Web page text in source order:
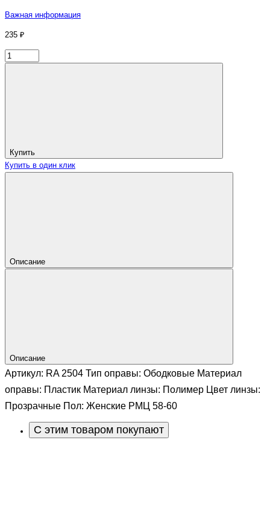
Важная информация
235 ₽
Купить
Купить в один клик
Описание
Описание
Артикул: RA 2504 Тип оправы: Ободковые Материал
оправы: Пластик Материал линзы: Полимер Цвет линзы:
Прозрачные Пол: Женские РМЦ 58-60
С этим товаром покупают